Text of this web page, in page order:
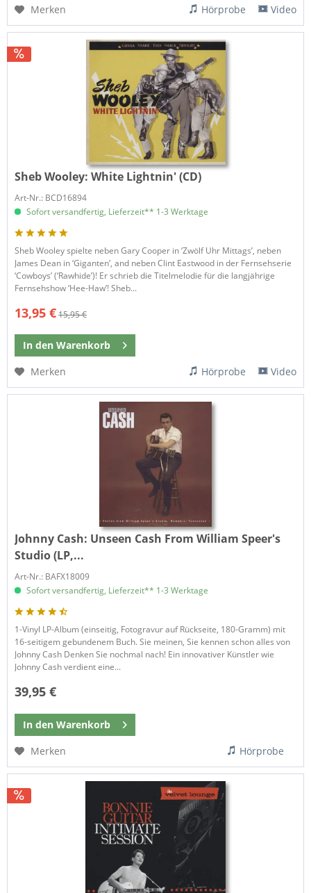
Merken
Hörprobe Video
Sheb Wooley: White Lightnin' (CD)
Art-Nr.: BCD16894
Sofort versandfertig, Lieferzeit** 1-3 Werktage
Sheb Wooley spielte neben Gary Cooper in ‘Zwölf Uhr Mittags’, neben
James Dean in ‘Giganten’, and neben Clint Eastwood in der Fernsehserie
‘Cowboys’ (‘Rawhide’)! Er schrieb die Titelmelodie für die langjährige
Fernsehshow ‘Hee-Haw’! Sheb...
13,95 €15,95 €
In den Warenkorb
Merken
Hörprobe Video
Johnny Cash: Unseen Cash From William Speer's
Studio (LP,...
Art-Nr.: BAFX18009
Sofort versandfertig, Lieferzeit** 1-3 Werktage
1-Vinyl LP-Album (einseitig, Fotogravur auf Rückseite, 180-Gramm) mit
16-seitigem gebundenem Buch. Sie meinen, Sie kennen schon alles von
Johnny Cash Denken Sie nochmal nach! Ein innovativer Künstler wie
Johnny Cash verdient eine...
39,95 €
In den Warenkorb
Merken
Hörprobe